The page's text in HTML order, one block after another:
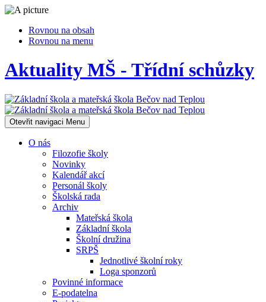
Rovnou na obsah
Rovnou na menu
Aktuality MŠ - Třídní schůzky
Otevřit navigaci Menu
O nás
Filozofie školy
Novinky
Kalendář akcí
Personál školy
Školská rada
Archiv
Mateřská škola
Základní škola
Školní družina
SRPŠ
Jednotlivé školní roky
Loga sponzorů
Povinné informace
E-podatelna